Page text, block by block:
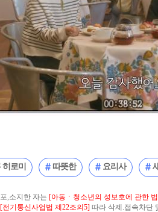
로미 따뜻한 요리사
,소지한 자는 [아동ㆍ청소년의 성보호에 관한
[전기통신사업법 제22조의5] 따라 삭제.접속차단